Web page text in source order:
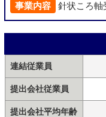
事業内容 針状ころ軸
連結従業員
提出会社従業員
提出会社平均年齢